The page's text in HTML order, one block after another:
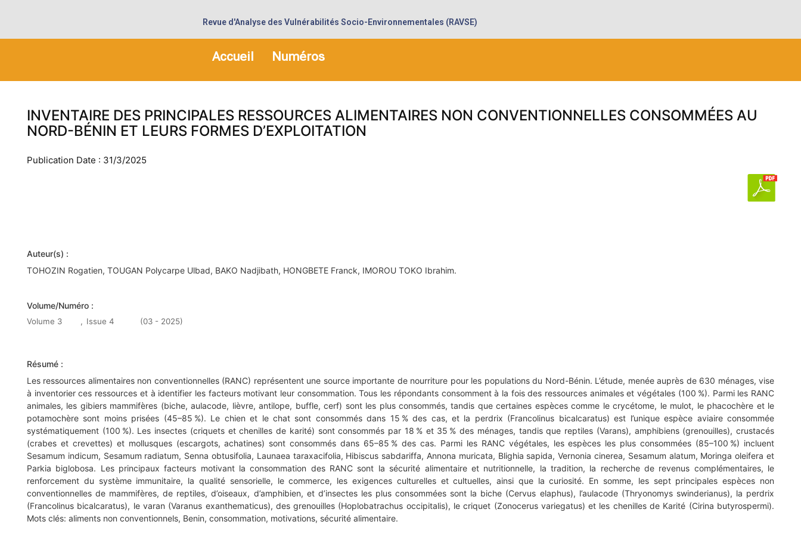
Revue d'Analyse des Vulnérabilités Socio-Environnementales (RAVSE)
Accueil Numéros
INVENTAIRE DES PRINCIPALES RESSOURCES ALIMENTAIRES NON CONVENTIONNELLES CONSOMMÉES AU
NORD-BÉNIN ET LEURS FORMES D’EXPLOITATION
Publication Date : 31/3/2025
Auteur(s) :
TOHOZIN Rogatien, TOUGAN Polycarpe Ulbad, BAKO Nadjibath, HONGBETE Franck, IMOROU TOKO Ibrahim.
Volume/Numéro :
Volume 3 , Issue 4 (03 - 2025)
Résumé :
Les ressources alimentaires non conventionnelles (RANC) représentent une source importante de nourriture pour les populations du Nord-Bénin. L’étude, menée auprès de 630 ménages, vise
à inventorier ces ressources et à identifier les facteurs motivant leur consommation. Tous les répondants consomment à la fois des ressources animales et végétales (100 %). Parmi les RANC
animales, les gibiers mammifères (biche, aulacode, lièvre, antilope, buffle, cerf) sont les plus consommés, tandis que certaines espèces comme le crycétome, le mulot, le phacochère et le
potamochère sont moins prisées (45–85 %). Le chien et le chat sont consommés dans 15 % des cas, et la perdrix (Francolinus bicalcaratus) est l’unique espèce aviaire consommée
systématiquement (100 %). Les insectes (criquets et chenilles de karité) sont consommés par 18 % et 35 % des ménages, tandis que reptiles (Varans), amphibiens (grenouilles), crustacés
(crabes et crevettes) et mollusques (escargots, achatines) sont consommés dans 65–85 % des cas. Parmi les RANC végétales, les espèces les plus consommées (85–100 %) incluent
Sesamum indicum, Sesamum radiatum, Senna obtusifolia, Launaea taraxacifolia, Hibiscus sabdariffa, Annona muricata, Blighia sapida, Vernonia cinerea, Sesamum alatum, Moringa oleifera et
Parkia biglobosa. Les principaux facteurs motivant la consommation des RANC sont la sécurité alimentaire et nutritionnelle, la tradition, la recherche de revenus complémentaires, le
renforcement du système immunitaire, la qualité sensorielle, le commerce, les exigences culturelles et cultuelles, ainsi que la curiosité. En somme, les sept principales espèces non
conventionnelles de mammifères, de reptiles, d’oiseaux, d’amphibien, et d’insectes les plus consommées sont la biche (Cervus elaphus), l’aulacode (Thryonomys swinderianus), la perdrix
(Francolinus bicalcaratus), le varan (Varanus exanthematicus), des grenouilles (Hoplobatrachus occipitalis), le criquet (Zonocerus variegatus) et les chenilles de Karité (Cirina butyrospermi).
Mots clés: aliments non conventionnels, Benin, consommation, motivations, sécurité alimentaire.